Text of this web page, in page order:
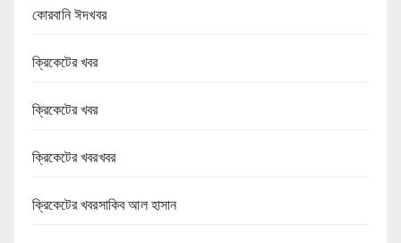
কোরবানি ঈদখবর
ক্রিকেটের খবর
ক্রিকেটের খবর
ক্রিকেটের খবরখবর
ক্রিকেটের খবরসাকিব আল হাসান